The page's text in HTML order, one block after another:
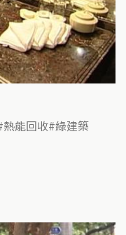
熱能回收 綠建築